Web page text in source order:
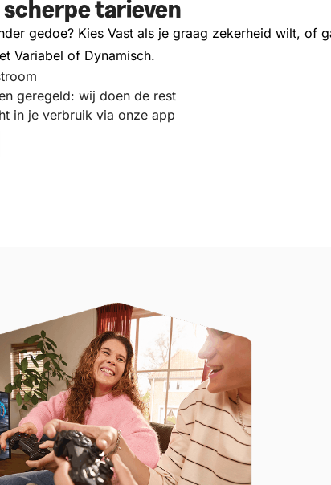
tarieven
gedoe? Kies Vast als je graag zekerheid wilt, of
Variabel of Dynamisch.
geregeld: wij doen de rest
in je verbruik via onze app